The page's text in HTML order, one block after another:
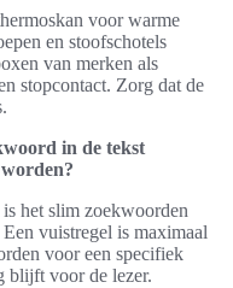
voor warme
en stoofschotels
van merken als
stopcontact. Zorg dat de
in de tekst
het slim zoekwoorden
vuistregel is maximaal
voor een specifiek
blijft voor de lezer.